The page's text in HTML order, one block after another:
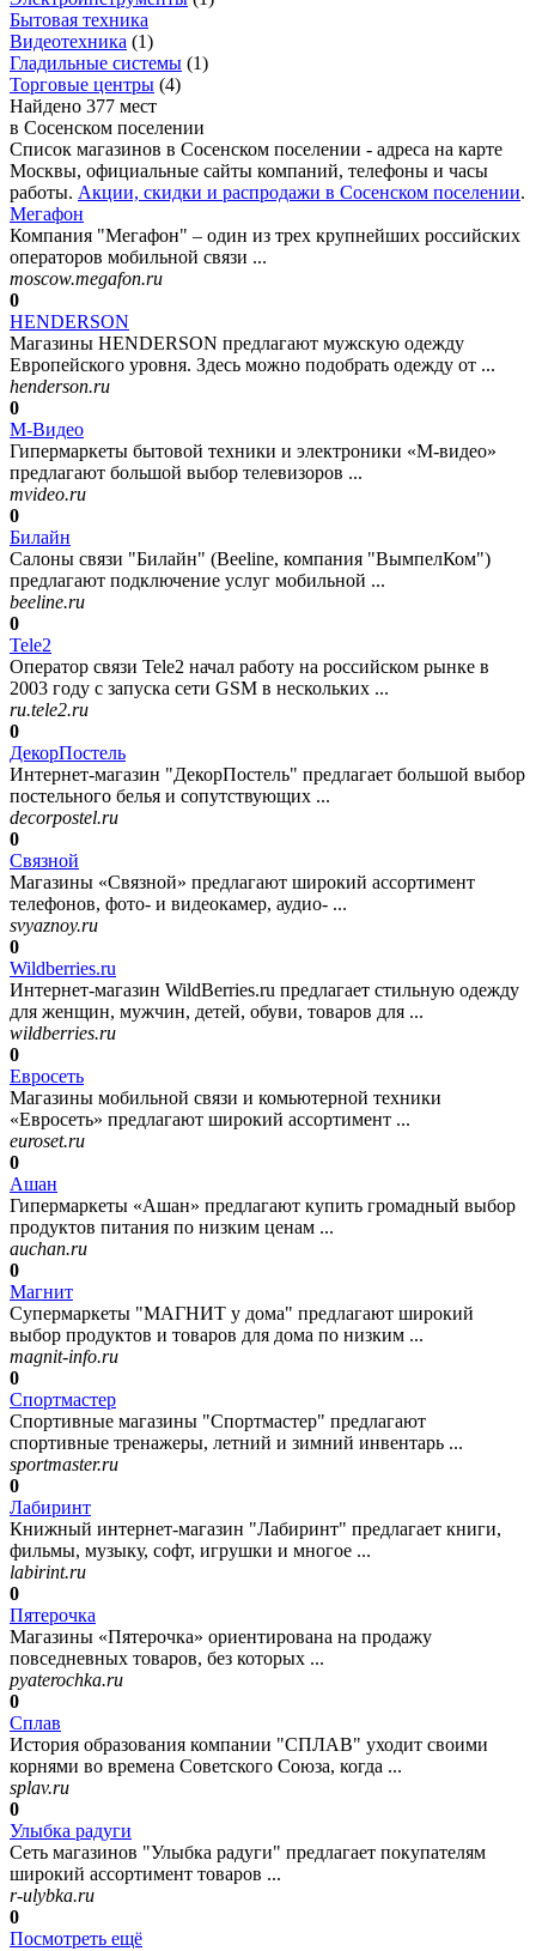
Бытовая техника
Видеотехника (1)
Гладильные системы (1)
Торговые центры (4)
Найдено 377 мест
в Сосенском поселении
Список магазинов в Сосенском поселении - адреса на карте
Москвы, официальные сайты компаний, телефоны и часы
работы. Акции, скидки и распродажи в Сосенском поселении.
Мегафон
Компания "Мегафон" – один из трех крупнейших российских
операторов мобильной связи ...
moscow.megafon.ru
0
HENDERSON
Магазины HENDERSON предлагают мужскую одежду
Европейского уровня. Здесь можно подобрать одежду от ...
henderson.ru
0
М-Видео
Гипермаркеты бытовой техники и электроники «М-видео»
предлагают большой выбор телевизоров ...
mvideo.ru
0
Билайн
Салоны связи "Билайн" (Beeline, компания "ВымпелКом")
предлагают подключение услуг мобильной ...
beeline.ru
0
Tele2
Оператор связи Tele2 начал работу на российском рынке в
2003 году с запуска сети GSM в нескольких ...
ru.tele2.ru
0
ДекорПостель
Интернет-магазин "ДекорПостель" предлагает большой выбор
постельного белья и сопутствующих ...
decorpostel.ru
0
Связной
Магазины «Связной» предлагают широкий ассортимент
телефонов, фото- и видеокамер, аудио- ...
svyaznoy.ru
0
Wildberries.ru
Интернет-магазин WildBerries.ru предлагает стильную одежду
для женщин, мужчин, детей, обуви, товаров для ...
wildberries.ru
0
Евросеть
Магазины мобильной связи и комьютерной техники
«Евросеть» предлагают широкий ассортимент ...
euroset.ru
0
Ашан
Гипермаркеты «Ашан» предлагают купить громадный выбор
продуктов питания по низким ценам ...
auchan.ru
0
Магнит
Супермаркеты "МАГНИТ у дома" предлагают широкий
выбор продуктов и товаров для дома по низким ...
magnit-info.ru
0
Спортмастер
Спортивные магазины "Спортмастер" предлагают
спортивные тренажеры, летний и зимний инвентарь ...
sportmaster.ru
0
Лабиринт
Книжный интернет-магазин "Лабиринт" предлагает книги,
фильмы, музыку, софт, игрушки и многое ...
labirint.ru
0
Пятерочка
Магазины «Пятерочка» ориентирована на продажу
повседневных товаров, без которых ...
pyaterochka.ru
0
Сплав
История образования компании "СПЛАВ" уходит своими
корнями во времена Советского Союза, когда ...
splav.ru
0
Улыбка радуги
Сеть магазинов "Улыбка радуги" предлагает покупателям
широкий ассортимент товаров ...
r-ulybka.ru
0
Посмотреть ещё